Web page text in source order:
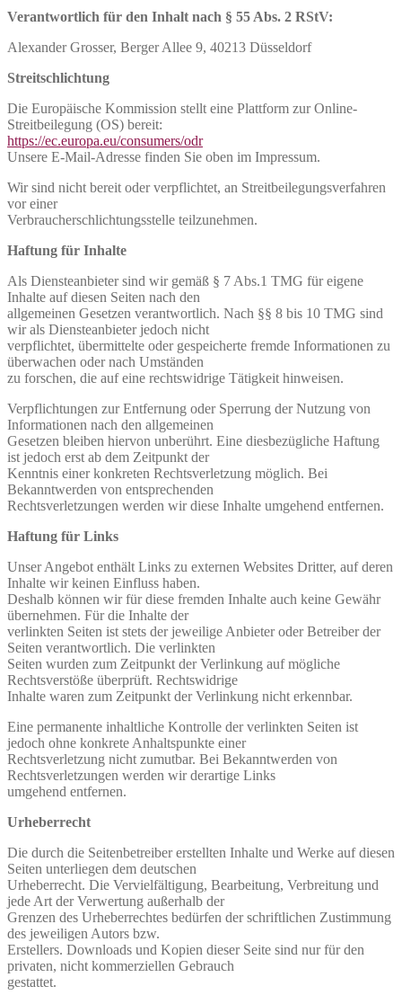
Verantwortlich für den Inhalt nach § 55 Abs. 2 RStV:
Alexander Grosser, Berger Allee 9, 40213 Düsseldorf
Streitschlichtung
Die Europäische Kommission stellt eine Plattform zur Online-
Streitbeilegung (OS) bereit:
https://ec.europa.eu/consumers/odr
Unsere E-Mail-Adresse finden Sie oben im Impressum.
Wir sind nicht bereit oder verpflichtet, an Streitbeilegungsverfahren
vor einer
Verbraucherschlichtungsstelle teilzunehmen.
Haftung für Inhalte
Als Diensteanbieter sind wir gemäß § 7 Abs.1 TMG für eigene
Inhalte auf diesen Seiten nach den
allgemeinen Gesetzen verantwortlich. Nach §§ 8 bis 10 TMG sind
wir als Diensteanbieter jedoch nicht
verpflichtet, übermittelte oder gespeicherte fremde Informationen zu
überwachen oder nach Umständen
zu forschen, die auf eine rechtswidrige Tätigkeit hinweisen.
Verpflichtungen zur Entfernung oder Sperrung der Nutzung von
Informationen nach den allgemeinen
Gesetzen bleiben hiervon unberührt. Eine diesbezügliche Haftung
ist jedoch erst ab dem Zeitpunkt der
Kenntnis einer konkreten Rechtsverletzung möglich. Bei
Bekanntwerden von entsprechenden
Rechtsverletzungen werden wir diese Inhalte umgehend entfernen.
Haftung für Links
Unser Angebot enthält Links zu externen Websites Dritter, auf deren
Inhalte wir keinen Einfluss haben.
Deshalb können wir für diese fremden Inhalte auch keine Gewähr
übernehmen. Für die Inhalte der
verlinkten Seiten ist stets der jeweilige Anbieter oder Betreiber der
Seiten verantwortlich. Die verlinkten
Seiten wurden zum Zeitpunkt der Verlinkung auf mögliche
Rechtsverstöße überprüft. Rechtswidrige
Inhalte waren zum Zeitpunkt der Verlinkung nicht erkennbar.
Eine permanente inhaltliche Kontrolle der verlinkten Seiten ist
jedoch ohne konkrete Anhaltspunkte einer
Rechtsverletzung nicht zumutbar. Bei Bekanntwerden von
Rechtsverletzungen werden wir derartige Links
umgehend entfernen.
Urheberrecht
Die durch die Seitenbetreiber erstellten Inhalte und Werke auf diesen
Seiten unterliegen dem deutschen
Urheberrecht. Die Vervielfältigung, Bearbeitung, Verbreitung und
jede Art der Verwertung außerhalb der
Grenzen des Urheberrechtes bedürfen der schriftlichen Zustimmung
des jeweiligen Autors bzw.
Erstellers. Downloads und Kopien dieser Seite sind nur für den
privaten, nicht kommerziellen Gebrauch
gestattet.